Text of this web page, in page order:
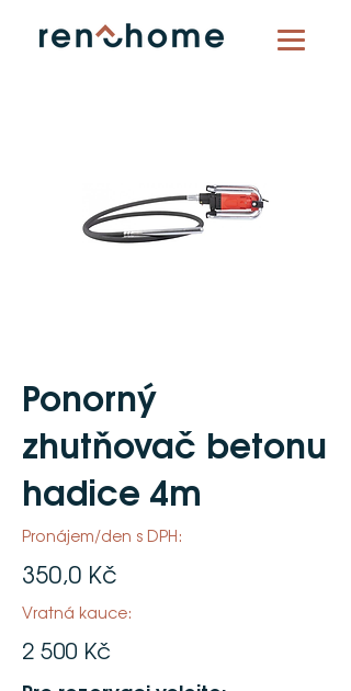
Ponorný
zhutňovač betonu
hadice 4m
Pronájem/den s DPH:
350,0 Kč
Vratná kauce:
2 500 Kč